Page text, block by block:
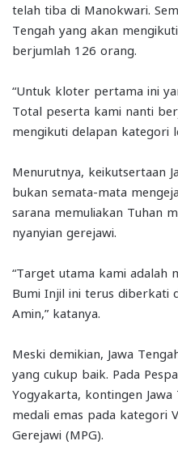
telah tiba di Manokwari.
Tengah yang akan
berjumlah 126 orang.
“Untuk kloter pertama ini
Total peserta kami nanti
mengikuti delapan kategori
Menurutnya, keikutsertaan
bukan semata-mata
sarana memuliakan Tuhan
nyanyian gerejawi.
“Target utama kami adalah
Bumi Injil ini terus diberkati
Amin,” katanya.
Meski demikian, Jawa
yang cukup baik. Pada
Yogyakarta, kontingen
medali emas pada kategori
Gerejawi (MPG).